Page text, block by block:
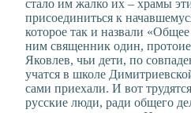
стало им жалко их – храмы
присоединиться к
которое так и назвали
ним священник один,
Яковлев, чьи дети, по
учатся в школе
сами приехали. И вот
русские люди, ради общего